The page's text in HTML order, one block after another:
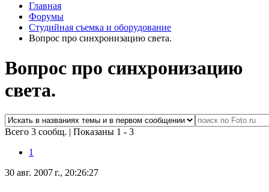
Главная
Форумы
Студийная съемка и оборудование
Вопрос про синхронизацию света.
Вопрос про синхронизацию
света.
Всего 3 сообщ. | Показаны 1 - 3
1
30 авг. 2007 г., 20:26:27